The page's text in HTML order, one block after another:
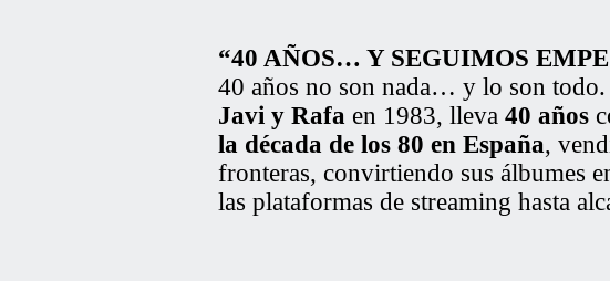
“40 AÑOS… Y SEGUIMOS
40 años no son nada… y lo son todo.
Javi y Rafa en 1983, lleva 40 años
la década de los 80 en España,
fronteras, convirtiendo sus álbumes
las plataformas de streaming hasta